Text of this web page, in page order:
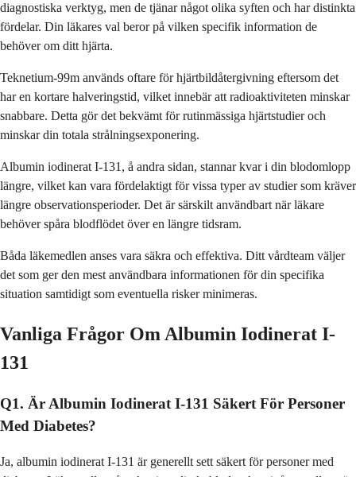
diagnostiska verktyg, men de tjänar något olika syften och har distinkta
fördelar. Din läkares val beror på vilken specifik information de
behöver om ditt hjärta.
Teknetium-99m används oftare för hjärtbildåtergivning eftersom det
har en kortare halveringstid, vilket innebär att radioaktiviteten minskar
snabbare. Detta gör det bekvämt för rutinmässiga hjärtstudier och
minskar din totala strålningsexponering.
Albumin iodinerat I-131, å andra sidan, stannar kvar i din blodomlopp
längre, vilket kan vara fördelaktigt för vissa typer av studier som kräver
längre observationsperioder. Det är särskilt användbart när läkare
behöver spåra blodflödet över en längre tidsram.
Båda läkemedlen anses vara säkra och effektiva. Ditt vårdteam väljer
det som ger den mest användbara informationen för din specifika
situation samtidigt som eventuella risker minimeras.
Vanliga Frågor Om Albumin Iodinerat I-
131
Q1. Är Albumin Iodinerat I-131 Säkert För Personer
Med Diabetes?
Ja, albumin iodinerat I-131 är generellt sett säkert för personer med